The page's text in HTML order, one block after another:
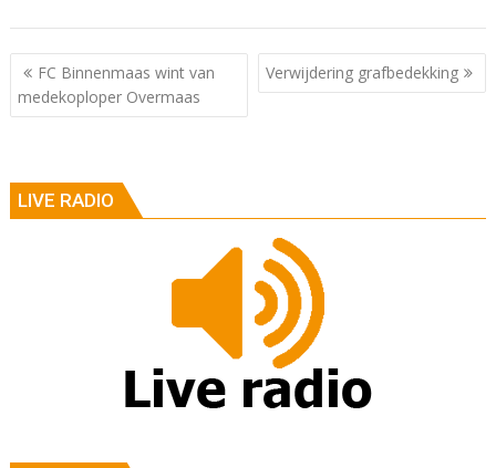
Berichtnavigatie
FC Binnenmaas wint van
medekoploper Overmaas
Verwijdering grafbedekking
LIVE RADIO